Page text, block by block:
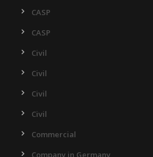
CASP
CASP
Civil
Civil
Civil
Civil
Commercial
Company in Germany